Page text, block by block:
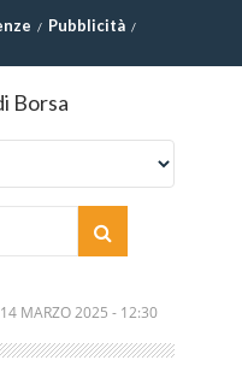
Pubblicità
14 MARZO 2025 - 12:30